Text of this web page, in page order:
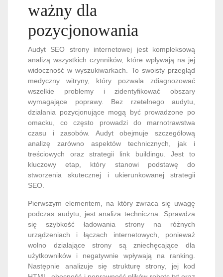
ważny dla
pozycjonowania
Audyt SEO strony internetowej jest kompleksową
analizą wszystkich czynników, które wpływają na jej
widoczność w wyszukiwarkach. To swoisty przegląd
medyczny witryny, który pozwala zdiagnozować
wszelkie problemy i zidentyfikować obszary
wymagające poprawy. Bez rzetelnego audytu,
działania pozycjonujące mogą być prowadzone po
omacku, co często prowadzi do marnotrawstwa
czasu i zasobów. Audyt obejmuje szczegółową
analizę zarówno aspektów technicznych, jak i
treściowych oraz strategii link buildingu. Jest to
kluczowy etap, który stanowi podstawę do
stworzenia skutecznej i ukierunkowanej strategii
SEO.
Pierwszym elementem, na który zwraca się uwagę
podczas audytu, jest analiza techniczna. Sprawdza
się szybkość ładowania strony na różnych
urządzeniach i łączach internetowych, ponieważ
wolno działające strony są zniechęcające dla
użytkowników i negatywnie wpływają na ranking.
Następnie analizuje się strukturę strony, jej kod